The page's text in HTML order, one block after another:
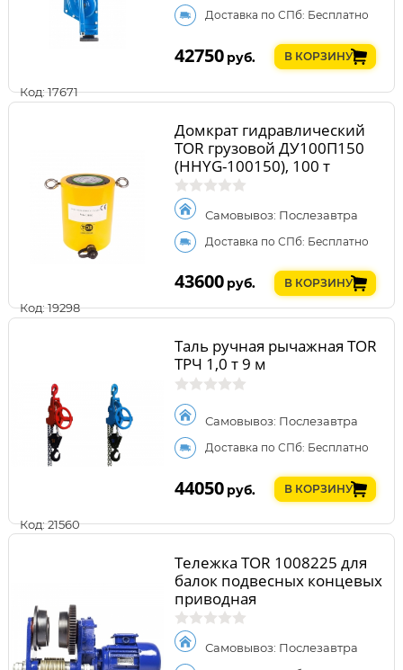
Код: 17671
Доставка по СПб: Бесплатно
42750 руб. В КОРЗИНУ
Код: 19298
Домкрат гидравлический
TOR грузовой ДУ100П150
(HHYG-100150), 100 т
Самовывоз: Послезавтра
Доставка по СПб: Бесплатно
43600 руб. В КОРЗИНУ
Код: 21560
Таль ручная рычажная TOR
ТРЧ 1,0 т 9 м
Самовывоз: Послезавтра
Доставка по СПб: Бесплатно
44050 руб. В КОРЗИНУ
Тележка TOR 1008225 для
балок подвесных концевых
приводная
Самовывоз: Послезавтра